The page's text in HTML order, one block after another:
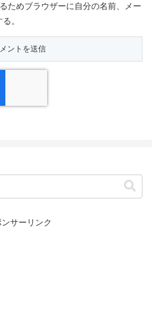
ためブラウザーに自分の名前、メー
。
ンサーリンク